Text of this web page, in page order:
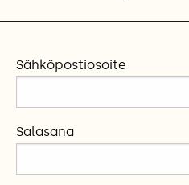
Sähköpostiosoite
Salasana